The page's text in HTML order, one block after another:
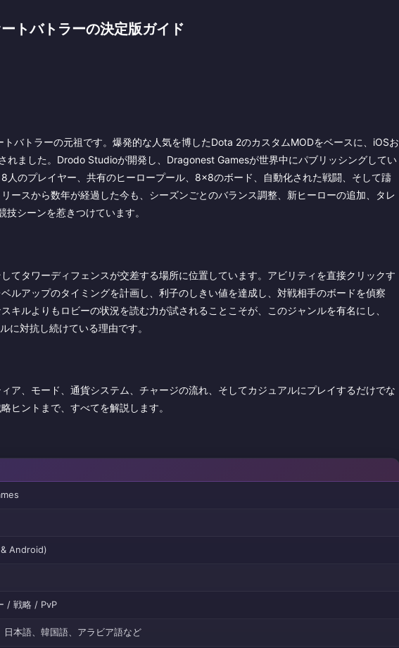
トバトラーの決定版ガイド
バトラーの元祖です。爆発的な人気を博したDota 2のカスタムMODをベースに、iOSお
れました。Drodo Studioが開発し、Dragonest Gamesが世界中にパブリッシングしてい
人のプレイヤー、共有のヒーロープール、8×8のボード、自動化された戦闘、そして躊
ースから数年が経過した今も、シーズンごとのバランス調整、新ヒーローの追加、タレ
シーンを惹きつけています。
てタワーディフェンスが交差する場所に位置しています。アビリティを直接クリックす
ルアップのタイミングを計画し、利子のしきい値を達成し、対戦相手のボードを偵察
キルよりもロビーの状況を読む力が試されることこそが、このジャンルを有名にし、
に対抗し続けている理由です。
ア、モード、通貨システム、チャージの流れ、そしてカジュアルにプレイするだけでな
ヒントまで、すべてを解説します。
Android)
/ 戦略 / PvP
日本語、韓国語、アラビア語など